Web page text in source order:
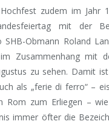
zudem im Jahr
mit der
SHB-Obmann Roland
Zusammenhang mit
zu sehen. Damit
als „ferie di ferro“ –
Rom zum Erliegen –
immer öfter die